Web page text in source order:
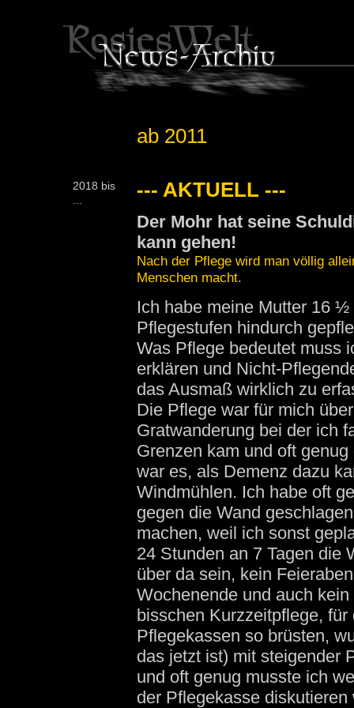
ab 2011
2018 bis
--- AKTUELL ---
Der Mohr hat seine
kann gehen!
Nach der Pflege wird man völlig
Menschen macht.
Ich habe meine Mutter 16
Pflegestufen hindurch
Was Pflege bedeutet muss
erklären und Nicht-
das Ausmaß wirklich zu
Die Pflege war für mich
Gratwanderung bei der ich
Grenzen kam und oft
war es, als Demenz dazu
Windmühlen. Ich habe oft
gegen die Wand
machen, weil ich sonst
24 Stunden an 7 Tagen die
über da sein, kein
Wochenende und auch
bisschen Kurzzeitpflege, für
Pflegekassen so brüsten,
das jetzt ist) mit steigender
und oft genug musste ich
der Pflegekasse